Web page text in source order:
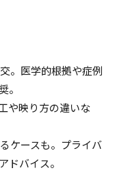
。医学的根拠や症例
。
や映り方の違いな
ケースも。プライバ
ドバイス。